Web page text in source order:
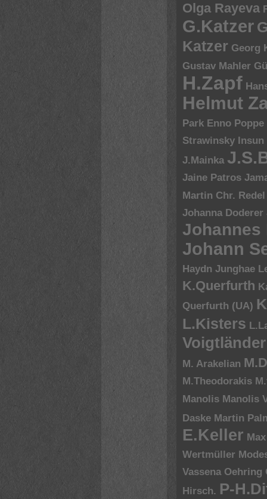
Olga Rayeva
G.Katzer
Katzer Georg
Gustav Mahler
H.Zapf
Helmut
Park Enno Poppe
Strawinsky
J.Mainka
Jaine Patros
Martin Chr. Redel
Johanna Doderer
Johannes
Johann
Haydn Junghae
K.Querfurth
Querfurth (UA)
L.Kisters
Voigtländer
M. Arakelian
M.Theodorakis
Manolis Manolis
Daske Martin
E.Keller
Wertmüller
Vassena Oehring
Hirsch. P-